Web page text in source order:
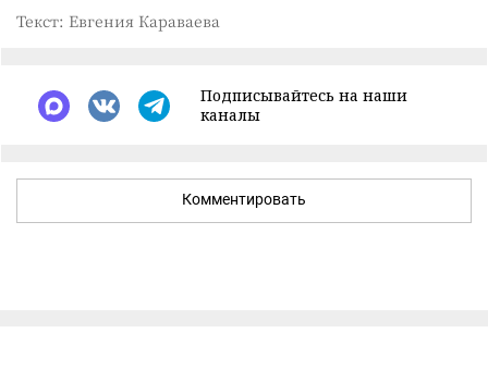
Текст: Евгения Караваева
Подписывайтесь на наши
каналы
Комментировать